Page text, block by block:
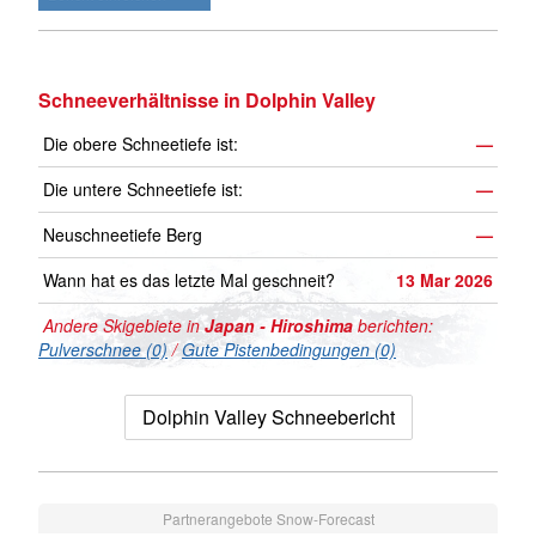
Schneeverhältnisse in Dolphin Valley
Die obere Schneetiefe ist:
—
Die untere Schneetiefe ist:
—
Neuschneetiefe Berg
—
Wann hat es das letzte Mal geschneit?
13 Mar 2026
Andere Skigebiete inJapan - Hiroshima berichten:
Pulverschnee (0)/Gute Pistenbedingungen (0)
Dolphin Valley Schneebericht
Partnerangebote Snow-Forecast